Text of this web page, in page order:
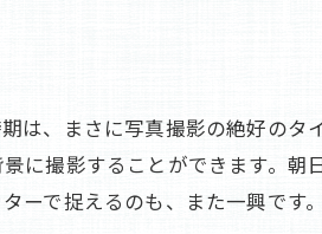
ポイント
に撮る方法
構図のコツ
は、まさに写真撮影の絶好のタ
に撮影することができます。朝
ーで捉えるのも、また一興です。